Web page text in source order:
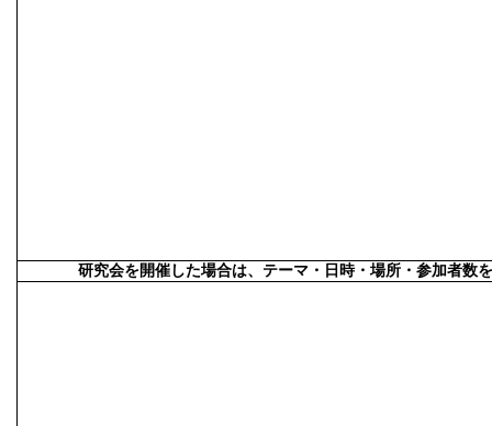
研究会を開催した場合は、テーマ・日時・場所・参加者数